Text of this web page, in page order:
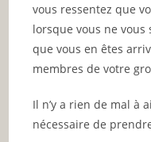
vous ressentez que
lorsque vous ne
que vous en êtes
membres de votre
Il n’y a rien de mal à
nécessaire de